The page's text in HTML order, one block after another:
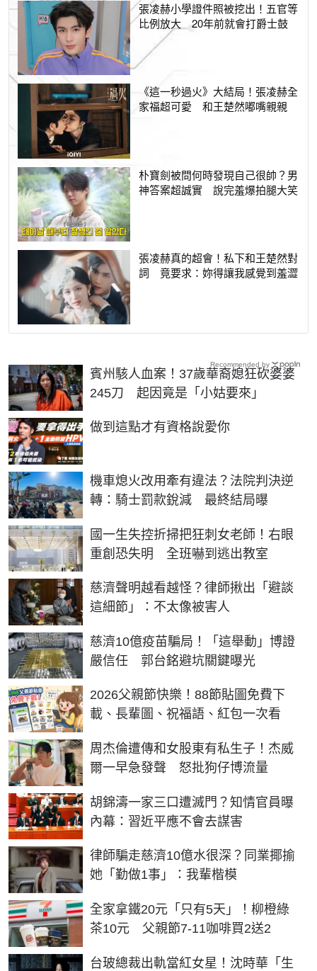
張凌赫小學證件照被挖出！五官等
比例放大 20年前就會打爵士鼓
《這一秒過火》大結局！張凌赫全
家福超可愛 和王楚然嘟嘴親親
朴寶劍被問何時發現自己很帥？男
神答案超誠實 說完羞爆拍腿大笑
張凌赫真的超會！私下和王楚然對
詞 竟要求：妳得讓我感覺到羞澀
賓州駭人血案！37歲華裔媳狂砍婆婆
245刀 起因竟是「小姑要來」
做到這點才有資格說愛你
PR
機車熄火改用牽有違法？法院判決逆
轉：騎士罰款銳減 最終結局曝
國一生失控折掃把狂刺女老師！右眼
重創恐失明 全班嚇到逃出教室
慈濟聲明越看越怪？律師揪出「避談
這細節」：不太像被害人
慈濟10億疫苗騙局！「這舉動」博證
嚴信任 郭台銘避坑關鍵曝光
2026父親節快樂！88節貼圖免費下
載、長輩圖、祝福語、紅包一次看
周杰倫遭傳和女股東有私生子！杰威
爾一早急發聲 怒批狗仔博流量
胡錦濤一家三口遭滅門？知情官員曝
內幕：習近平應不會去謀害
律師騙走慈濟10億水很深？同業揶揄
她「勤做1事」：我輩楷模
全家拿鐵20元「只有5天」！柳橙綠
茶10元 父親節7-11咖啡買2送2
台玻總裁出軌當紅女星！沈時華「生
Recommended by